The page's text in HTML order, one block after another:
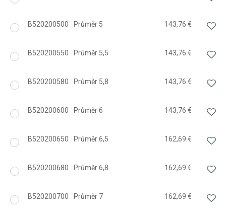
B520200500 Průměr 5 143,76 €
B520200550 Průměr 5,5 143,76 €
B520200580 Průměr 5,8 143,76 €
B520200600 Průměr 6 143,76 €
B520200650 Průměr 6,5 162,69 €
B520200680 Průměr 6,8 162,69 €
B520200700 Průměr 7 162,69 €